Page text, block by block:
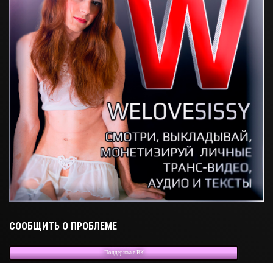
СООБЩИТЬ О ПРОБЛЕМЕ
Поддержка в ВК